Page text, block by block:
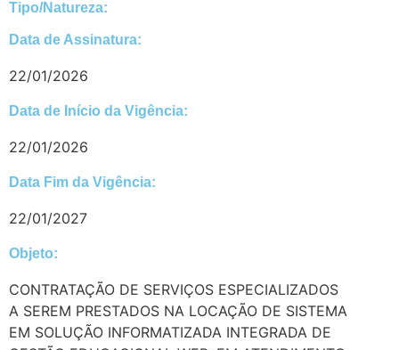
Tipo/Natureza:
Data de Assinatura:
22/01/2026
Data de Início da Vigência:
22/01/2026
Data Fim da Vigência:
22/01/2027
Objeto:
CONTRATAÇÃO DE SERVIÇOS ESPECIALIZADOS
A SEREM PRESTADOS NA LOCAÇÃO DE SISTEMA
EM SOLUÇÃO INFORMATIZADA INTEGRADA DE